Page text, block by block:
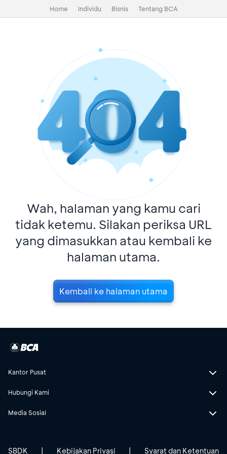
Home Individu Bisnis Tentang BCA
Wah, halaman yang kamu cari
tidak ketemu. Silakan periksa URL
yang dimasukkan atau kembali ke
halaman utama.
Kembali ke halaman utama
Kantor Pusat
Hubungi Kami
Media Sosial
SBDK Kebijakan Privasi Syarat dan Ketentuan